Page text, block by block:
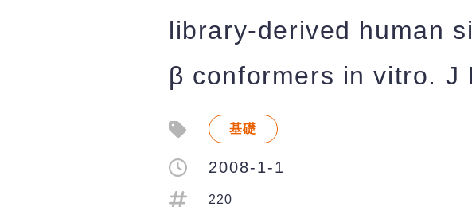
library-derived human
β conformers in vitro. J
基礎
2008-1-1
220